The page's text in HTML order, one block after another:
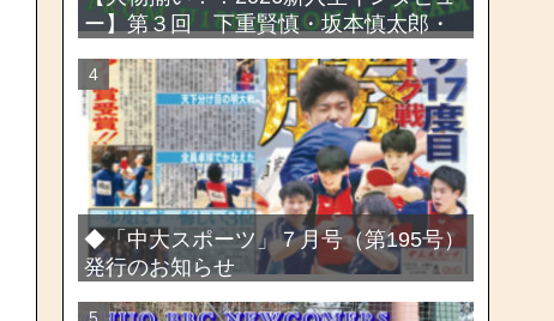
ー】第３回 下重賢慎・坂本慎太郎・
◆「中大スポーツ」７月号（第195号）
発行のお知らせ